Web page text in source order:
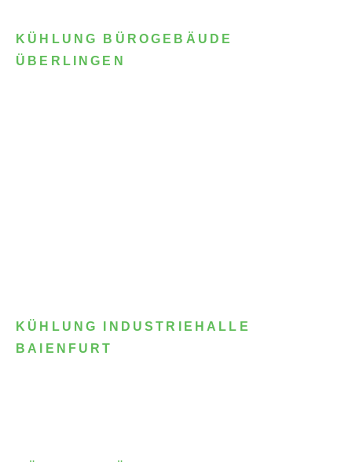
KÜHLUNG BÜROGEBÄUDE
ÜBERLINGEN
KÜHLUNG INDUSTRIEHALLE
BAIENFURT